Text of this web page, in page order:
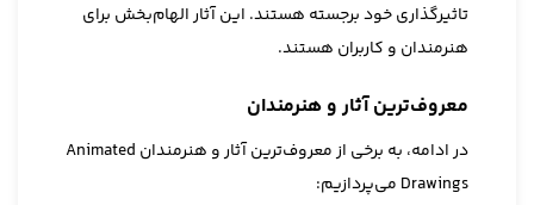
تاثیرگذاری خود برجسته هستند. این آثار الهام‌بخش برای
هنرمندان و کاربران هستند.
معروف‌ترین آثار و هنرمندان
در ادامه، به برخی از معروف‌ترین آثار و هنرمندان Animated
Drawings می‌پردازیم: